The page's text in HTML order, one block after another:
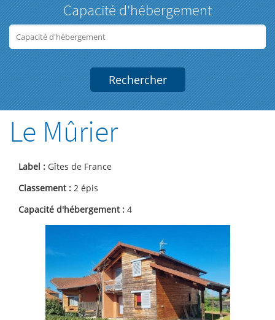
Capacité d'hébergement
Rechercher
Le Mûrier
Label : Gîtes de France
Classement : 2 épis
Capacité d'hébergement : 4